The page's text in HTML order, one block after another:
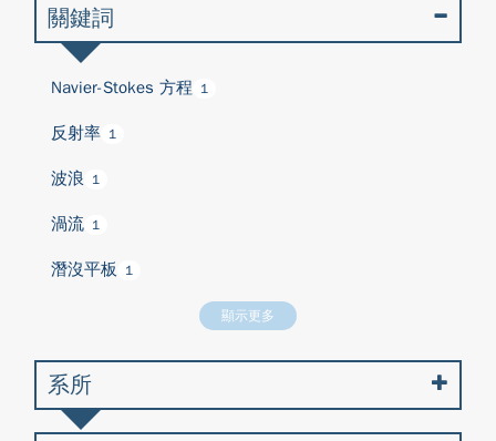
關鍵詞
Navier-Stokes 方程 1
反射率 1
波浪 1
渦流 1
潛沒平板 1
顯示更多
系所